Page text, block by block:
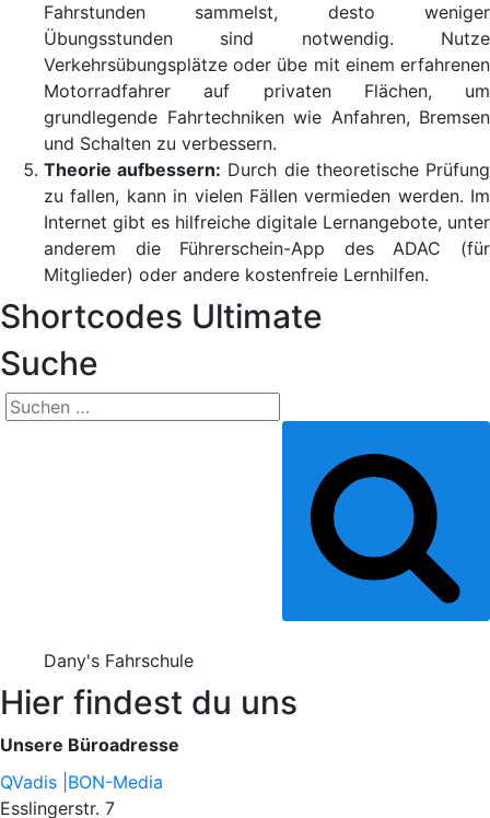
Fahrstunden sammelst, desto weniger
Übungsstunden sind notwendig. Nutze
Verkehrsübungsplätze oder übe mit einem erfahrenen
Motorradfahrer auf privaten Flächen, um
grundlegende Fahrtechniken wie Anfahren, Bremsen
und Schalten zu verbessern.
Theorie aufbessern: Durch die theoretische Prüfung
zu fallen, kann in vielen Fällen vermieden werden. Im
Internet gibt es hilfreiche digitale Lernangebote, unter
anderem die Führerschein-App des ADAC (für
Mitglieder) oder andere kostenfreie Lernhilfen.
Shortcodes Ultimate
Suche
Suchen
Dany's Fahrschule
Hier findest du uns
Unsere Büroadresse
QVadis |BON-Media
Esslingerstr. 7